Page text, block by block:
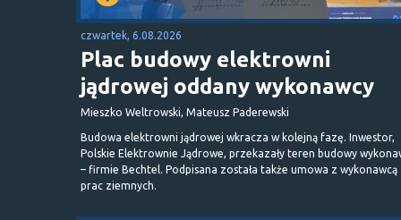
czwartek, 6.08.2026
Plac budowy elektrowni
jądrowej oddany wykonawcy
Mieszko Weltrowski, Mateusz Paderewski
Budowa elektrowni jądrowej wkracza w kolejną fazę. Inwestor,
Polskie Elektrownie Jądrowe, przekazały teren budowy
– firmie Bechtel. Podpisana została także umowa z wykonawcą
prac ziemnych.